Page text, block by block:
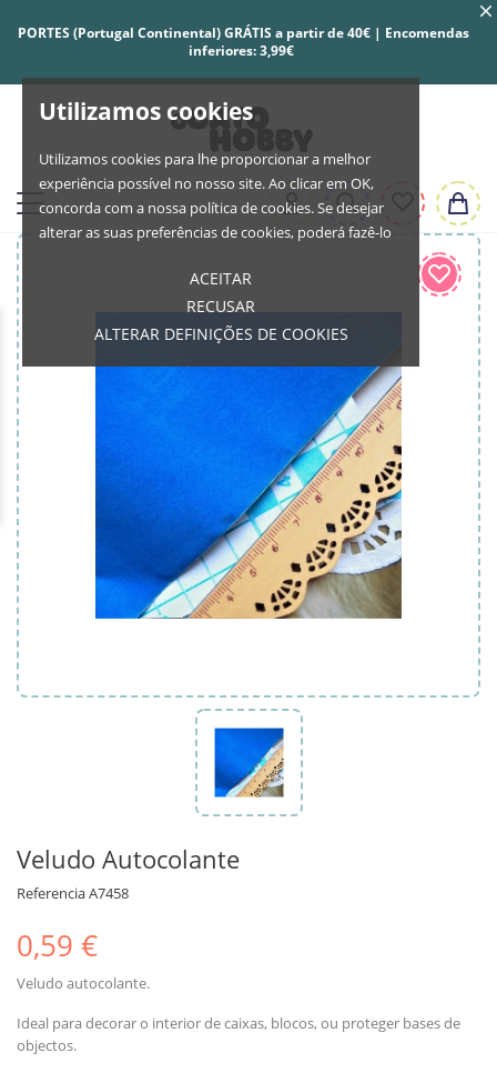
Utilizamos cookies
Utilizamos cookies para lhe proporcionar a melhor
experiência possível no nosso site. Ao clicar em OK,
concorda com a nossa política de cookies. Se desejar
alterar as suas preferências de cookies, poderá fazê-lo
ACEITAR
RECUSAR
ALTERAR DEFINIÇÕES DE COOKIES
PORTES (Portugal Continental) GRÁTIS a partir de 40€ | Encomendas
inferiores: 3,99€
Veludo Autocolante
ReferenciaA7458
0,59 €
Veludo autocolante.
Ideal para decorar o interior de caixas, blocos, ou proteger bases de
objectos.